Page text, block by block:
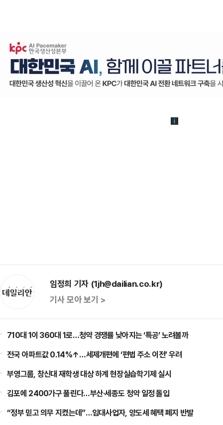
임정희 기자 (1jh@dailian.co.kr)
기사 모아 보기 >
710대 1이 360대 1로…청약 경쟁률 낮아지는 ‘특공’ 노려볼까
전국 아파트값 0.14%↑…세제개편에 ‘편법 주소 이전’ 우려
부영그룹, 창신대 재학생 대상 하계 현장실습학기제 실시
김포에 2400가구 풀린다…부산·세종도 청약 일정 돌입
“정부 믿고 의무 지켰는데”…임대사업자, 양도세 혜택 폐지 반발